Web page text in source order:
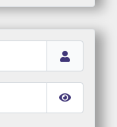
Passwort